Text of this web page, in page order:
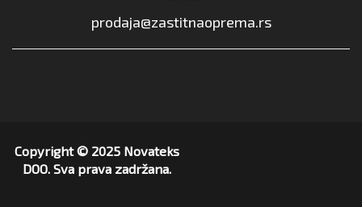
prodaja@zastitnaoprema.rs
Copyright © 2025 Novateks
DOO. Sva prava zadržana.